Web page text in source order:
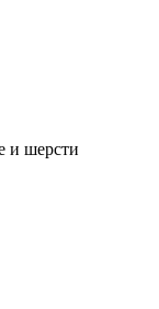
и шерсти